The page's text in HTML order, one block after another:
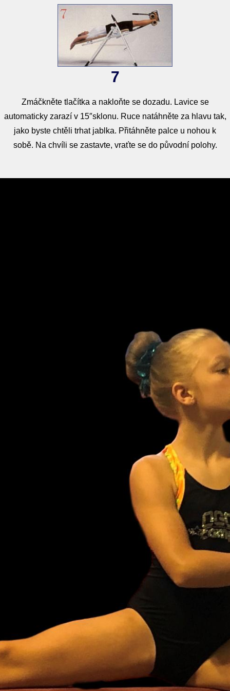
7
Zmáčkněte tlačítka a nakloňte se dozadu. Lavice se
automaticky zarazí v 15″sklonu. Ruce natáhněte za hlavu tak,
jako byste chtěli trhat jablka. Přitáhněte palce u nohou k
sobě. Na chvíli se zastavte, vraťte se do původní polohy.